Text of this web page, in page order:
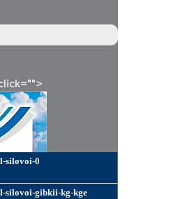
silovoi-0
silovoi-gibkii-kg-kge